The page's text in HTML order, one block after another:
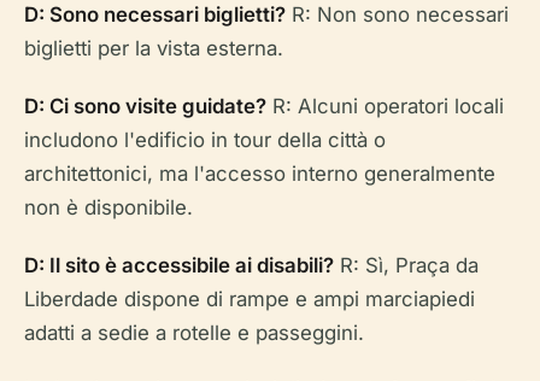
D: Sono necessari biglietti? R: Non sono necessari
biglietti per la vista esterna.
D: Ci sono visite guidate? R: Alcuni operatori locali
includono l'edificio in tour della città o
architettonici, ma l'accesso interno generalmente
non è disponibile.
D: Il sito è accessibile ai disabili? R: Sì, Praça da
Liberdade dispone di rampe e ampi marciapiedi
adatti a sedie a rotelle e passeggini.